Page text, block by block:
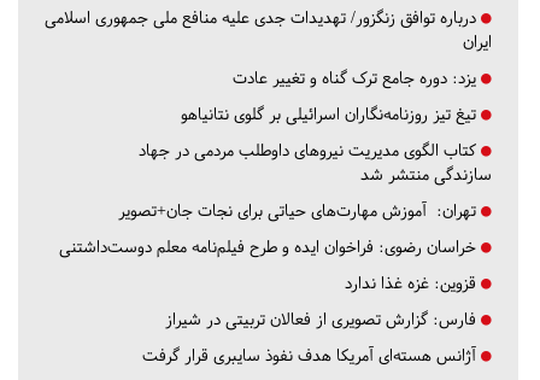
درباره توافق زنگزور/ تهدیدات جدی علیه منافع ملی جمهوری اسلامی
ایران
یزد: دوره جامع ترک گناه و تغییر عادت
تیغ تیز روزنامه‌نگاران اسرائیلی بر گلوی نتانیاهو
کتاب الگوی مدیریت نیروهای داوطلب مردمی در جهاد
سازندگی منتشر شد
تهران: آموزش مهارت‌های حیاتی برای نجات جان+تصویر
خراسان رضوی: فراخوان ایده و طرح فیلم‌نامه معلم دوست‌داشتنی
قزوین: غزه غذا ندارد
فارس: گزارش تصویری از فعالان تربیتی در شیراز
آژانس هسته‌ای آمریکا هدف نفوذ سایبری قرار گرفت